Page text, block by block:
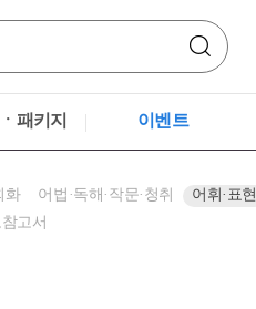
패키지 이벤트
화 어법·독해·작문·청취 어휘·표현
고서